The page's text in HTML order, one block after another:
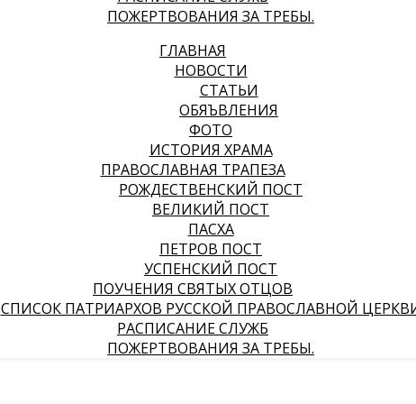
ПОЖЕРТВОВАНИЯ ЗА ТРЕБЫ.
ГЛАВНАЯ
НОВОСТИ
СТАТЬИ
ОБЯЪВЛЕНИЯ
ФОТО
ИСТОРИЯ ХРАМА
ПРАВОСЛАВНАЯ ТРАПЕЗА
РОЖДЕСТВЕНСКИЙ ПОСТ
ВЕЛИКИЙ ПОСТ
ПАСХА
ПЕТРОВ ПОСТ
УСПЕНСКИЙ ПОСТ
ПОУЧЕНИЯ СВЯТЫХ ОТЦОВ
СПИСОК ПАТРИАРХОВ РУССКОЙ ПРАВОСЛАВНОЙ
РАСПИСАНИЕ СЛУЖБ
ПОЖЕРТВОВАНИЯ ЗА ТРЕБЫ.